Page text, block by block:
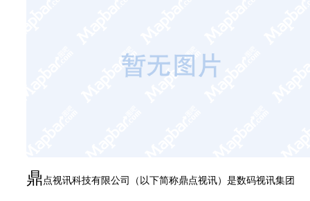
鼎点视讯科技有限公司（以下简称鼎点视讯）是数码视讯集团